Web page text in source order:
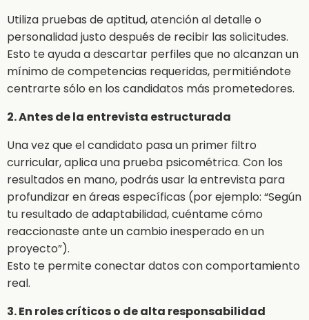
Utiliza pruebas de aptitud, atención al detalle o
personalidad justo después de recibir las solicitudes.
Esto te ayuda a descartar perfiles que no alcanzan un
mínimo de competencias requeridas, permitiéndote
centrarte sólo en los candidatos más prometedores.
2. Antes de la entrevista estructurada
Una vez que el candidato pasa un primer filtro
curricular, aplica una prueba psicométrica. Con los
resultados en mano, podrás usar la entrevista para
profundizar en áreas específicas (por ejemplo: “Según
tu resultado de adaptabilidad, cuéntame cómo
reaccionaste ante un cambio inesperado en un
proyecto”).
Esto te permite conectar datos con comportamiento
real.
3. En roles críticos o de alta responsabilidad